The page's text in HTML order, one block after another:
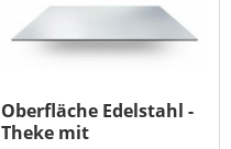
Oberfläche Edelstahl -
Theke mit